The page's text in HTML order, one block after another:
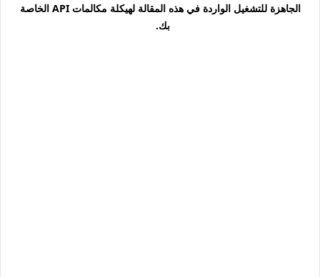
الجاهزة للتشغيل الواردة في هذه المقالة لهيكلة مكالمات API الخاصة
بك.